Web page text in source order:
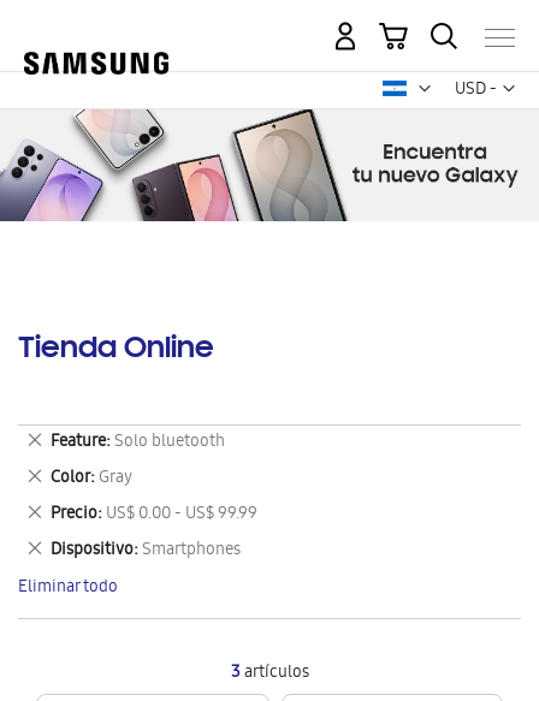
USD -
dólar
Mi carrito
Tienda Online
3artículos
Feature Solo bluetooth
Eliminar
este
artículo
Color Gray
Eliminar
este
artículo
Precio US$ 0.00 - US$ 99.99
Eliminar
este
artículo
Dispositivo Smartphones
Eliminar
este
artículo
Eliminar todo